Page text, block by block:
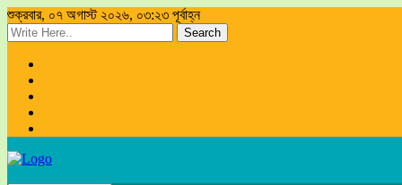
শুক্রবার, ০৭ অগাস্ট ২০২৬, ০৩:২৩ পূর্বাহ্ন
Search